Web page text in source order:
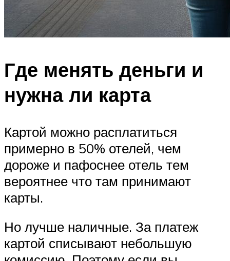
Где менять деньги и
нужна ли карта
Картой можно расплатиться
примерно в 50% отелей, чем
дороже и пафоснее отель тем
вероятнее что там принимают
карты.
Но лучше наличные. За платеж
картой списывают небольшую